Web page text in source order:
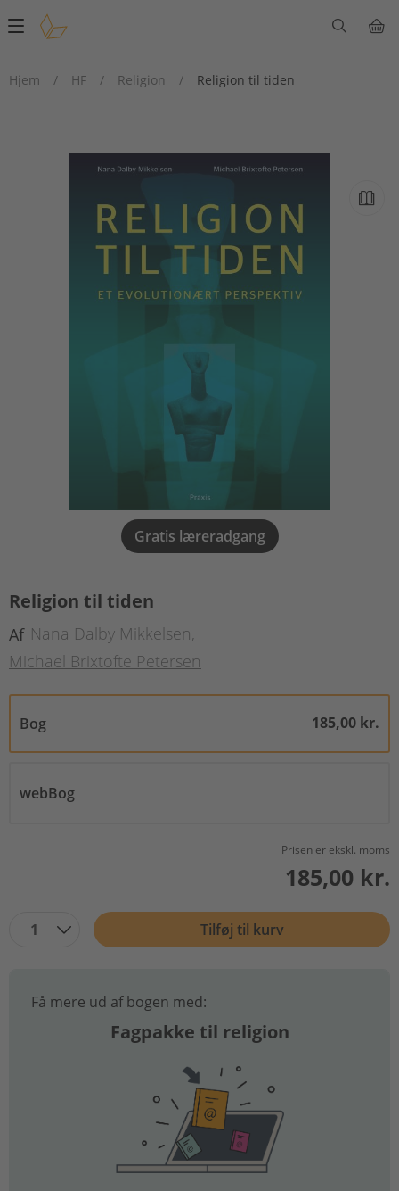
Main
Hjem
/ HF / Religion / Religion til tiden
Gratis læreradgang
Religion til tiden
Af Nana Dalby Mikkelsen
Michael Brixtofte Petersen
Bog 185,00 kr.
webBog
Prisen er ekskl. moms
185,00 kr.
1 Tilføj til kurv
Få mere ud af bogen med:
Fagpakke til religion